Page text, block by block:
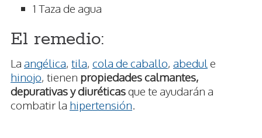
1 Taza de agua
El remedio:
La angélica, tila, cola de caballo, abedul e
hinojo, tienen propiedades calmantes,
depurativas y diuréticasque te ayudarán a
combatir la hipertensión.